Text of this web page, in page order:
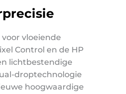
vloeiende
Control en de HP
lichtbestendige
droptechnologie
hoogwaardige